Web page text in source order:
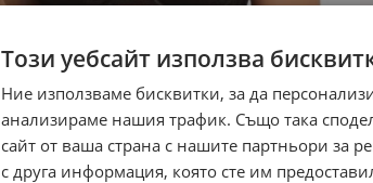
Този уебсайт използва
Ние използваме бисквитки, за да
анализираме нашия трафик. Също така
сайт от ваша страна с нашите партньори за
с друга информация, която сте им